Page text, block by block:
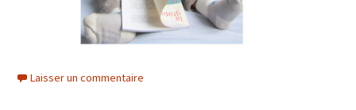
Laisser un commentaire